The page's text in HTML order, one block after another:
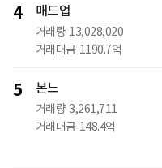
4 매드업
거래량 13,028,020
거래대금 1190.7억
5 본느
거래량 3,261,711
거래대금 148.4억